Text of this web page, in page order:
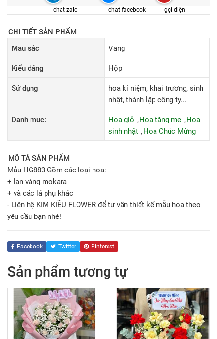
chat zalo chat facebook gọi điện
CHI TIẾT SẢN PHẨM
Màu sắc
Vàng
Kiểu dáng Hộp
Sử dụng
hoa kỉ niệm, khai trương, sinh
nhật, thành lập công ty...
Danh mục: Hoa giỏ Hoa tặng mẹ
Hoa
sinh nhật
Hoa Chúc Mừng
MÔ TẢ SẢN PHẨM
Mẫu HG883 Gồm các loại hoa:
+ lan vàng mokara
+ và các lá phụ khác
- Liên hệ KIM KIỀU FLOWER để tư vấn thiết kế mẫu hoa theo
yêu cầu bạn nhé!
Facebook Twitter Pinterest
Sản phẩm tương tự